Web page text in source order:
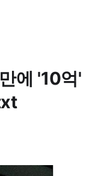
에 '10억'